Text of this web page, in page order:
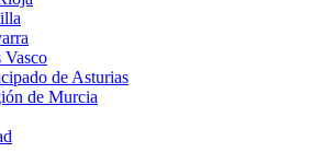
Vasco
de Asturias
de Murcia